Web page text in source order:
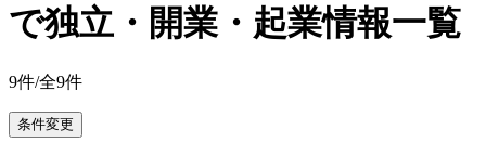
で独立・開業・起業情報一覧
9件/全9件
条件変更